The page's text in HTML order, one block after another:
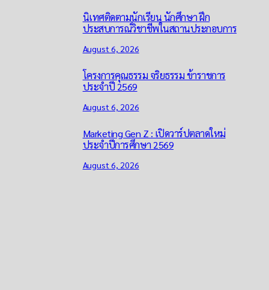
นิเทศติดตามนักเรียน นักศึกษา ฝึก
ประสบการณ์วิชาชีพในสถานประกอบการ
August 6, 2026
โครงการคุณธรรม จริยธรรม ข้าราชการ
ประจำปี 2569
August 6, 2026
Marketing Gen Z : เปิดวาร์ปตลาดใหม่
ประจำปีการศึกษา 2569
August 6, 2026